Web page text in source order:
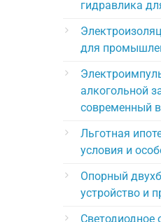
гидравлика
для
алкогольной
современный
Льготная
условия и
Опорный
устройство и
Светодиодное